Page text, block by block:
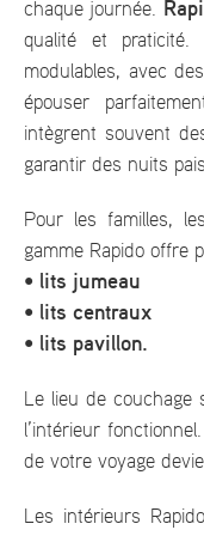
chaque journée.
qualité et
modulables, avec
épouser
intègrent souvent
garantir des nuits
Pour les familles,
gamme Rapido offre
• lits jumeau
• lits centraux
• lits pavillon.
Le lieu de
l’intérieur
de votre voyage
Les intérieurs